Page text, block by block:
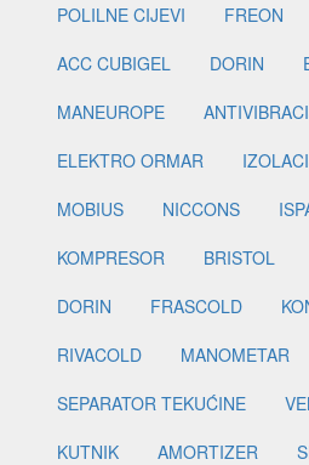
POLILNE CIJEVI
FREON
ACC CUBIGEL
DORIN
MANEUROPE
ELEKTRO ORMAR
MOBIUS
NICCONS
KOMPRESOR
BRISTOL
DORIN
FRASCOLD
RIVACOLD
MANOMETAR
SEPARATOR TEKUĆINE
KUTNIK
AMORTIZER